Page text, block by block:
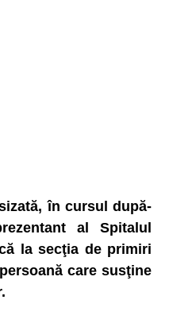
în cursul după-
al Spitalul
la secţia de primiri
care susţine